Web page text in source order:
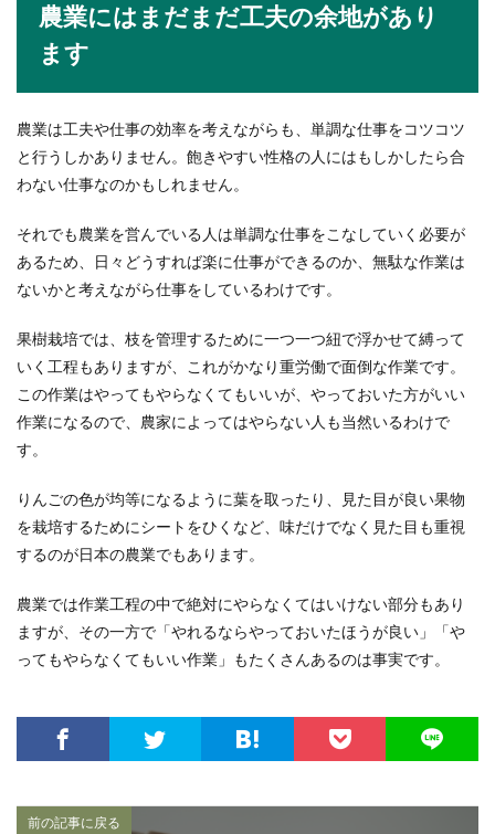
農業にはまだまだ工夫の余地があり
ます
農業は工夫や仕事の効率を考えながらも、単調な仕事をコツコツ
と行うしかありません。飽きやすい性格の人にはもしかしたら合
わない仕事なのかもしれません。
それでも農業を営んでいる人は単調な仕事をこなしていく必要が
あるため、日々どうすれば楽に仕事ができるのか、無駄な作業は
ないかと考えながら仕事をしているわけです。
果樹栽培では、枝を管理するために一つ一つ紐で浮かせて縛って
いく工程もありますが、これがかなり重労働で面倒な作業です。
この作業はやってもやらなくてもいいが、やっておいた方がいい
作業になるので、農家によってはやらない人も当然いるわけで
す。
りんごの色が均等になるように葉を取ったり、見た目が良い果物
を栽培するためにシートをひくなど、味だけでなく見た目も重視
するのが日本の農業でもあります。
農業では作業工程の中で絶対にやらなくてはいけない部分もあり
ますが、その一方で「やれるならやっておいたほうが良い」「や
ってもやらなくてもいい作業」もたくさんあるのは事実です。
前の記事に戻る